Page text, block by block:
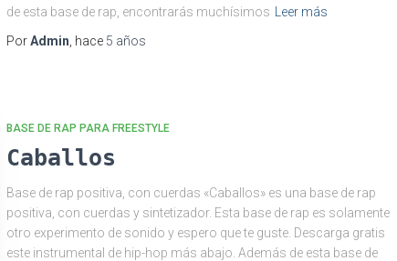
de esta base de rap, encontrarás muchísimos
Leer más
PorAdmin , hace 5 años
BASE DE RAP PARA FREESTYLE
Caballos
Base de rap positiva, con cuerdas «Caballos» es una base de rap
positiva, con cuerdas y sintetizador. Esta base de rap es solamente
otro experimento de sonido y espero que te guste. Descarga gratis
este instrumental de hip-hop más abajo. Además de esta base de